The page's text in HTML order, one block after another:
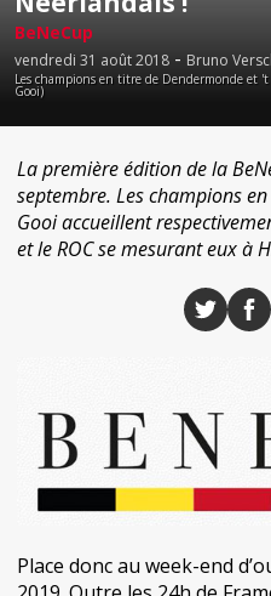
BeNeCup
vendredi 31 août 2018 - Bruno
Les champions en titre de Dendermonde et
Gooi)
La première édition de la
septembre. Les champions
Gooi accueillent
et le ROC se mesurant eux à
Place donc au week-end